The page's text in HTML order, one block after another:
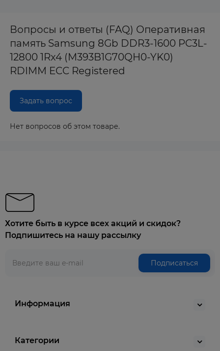
Вопросы и ответы (FAQ) Оперативная
память Samsung 8Gb DDR3-1600 PC3L-
12800 1Rx4 (M393B1G70QH0-YK0)
RDIMM ECC Registered
Задать вопрос
Нет вопросов об этом товаре.
Хотите быть в курсе всех акций и скидок?
Подпишитесь на нашу рассылку
Подписаться
Информация
Категории